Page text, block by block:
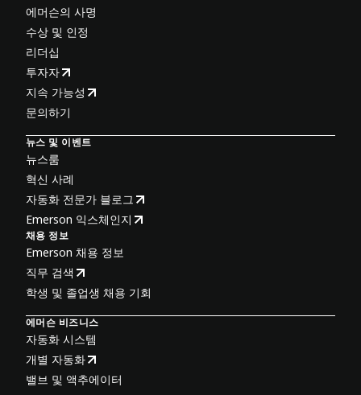
에머슨의 사명
수상 및 인정
리더십
투자자
지속 가능성
문의하기
뉴스 및 이벤트
뉴스룸
혁신 사례
자동화 전문가 블로그
Emerson 익스체인지
채용 정보
Emerson 채용 정보
직무 검색
학생 및 졸업생 채용 기회
에머슨 비즈니스
자동화 시스템
개별 자동화
밸브 및 액추에이터